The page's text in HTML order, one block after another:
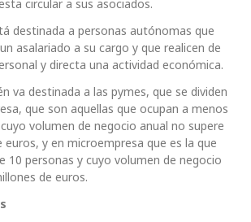
circular a sus asociados.
destinada a personas autónomas que
asalariado a su cargo y que realicen de
y directa una actividad económica.
va destinada a las pymes, que se dividen
que son aquellas que ocupan a menos
volumen de negocio anual no supere
euros, y en microempresa que es la que
10 personas y cuyo volumen de negocio
de euros.